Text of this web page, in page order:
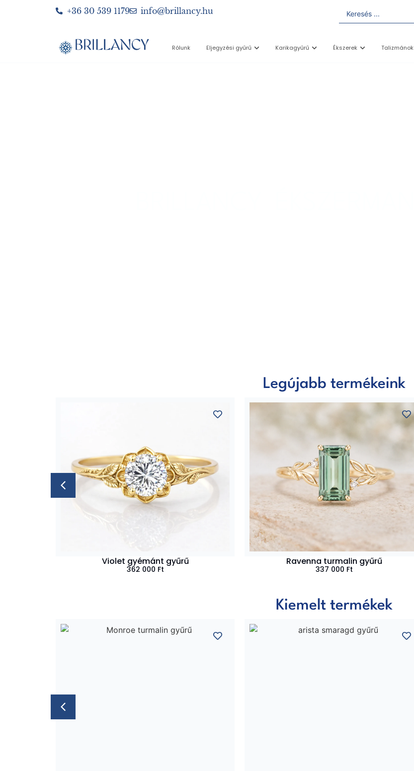
+36 30 539 1179 info@brillancy.hu
Rólunk Eljegyzési gyűrű Karikagyűrű Ékszerek Talizmánok
Legújabb termékeink
Violet gyémánt gyűrű
362 000 Ft
Ravenna turmalin gyűrű
337 000 Ft
Kiemelt termékek